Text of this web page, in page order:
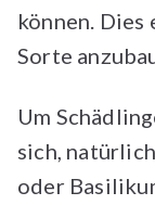
können. Dies
Sorte
Um
sich,
oder